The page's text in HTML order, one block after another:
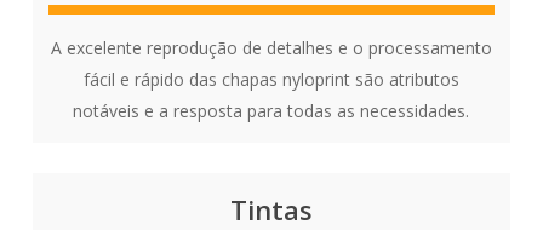
A excelente reprodução de detalhes e o processamento
fácil e rápido das chapas nyloprint são atributos
notáveis e a resposta para todas as necessidades.
Tintas